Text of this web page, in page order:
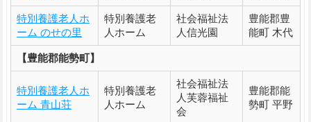
特別養護老人ホ
ーム のせの里
特別養護老
人ホーム
社会福祉法
人信光園
豊能郡豊
能町 木代
【豊能郡能勢町】
特別養護老人ホ
ーム 青山荘
特別養護老
人ホーム
社会福祉法
人芙蓉福祉
会
豊能郡能
勢町 平野